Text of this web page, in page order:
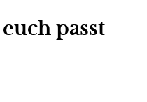
passt